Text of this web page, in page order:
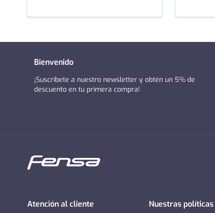
Bienvenido
¡Suscríbete a nuestro newsletter y obtén un 5% de
descuento en tu primera compra!
Atención al cliente Nuestras políticas